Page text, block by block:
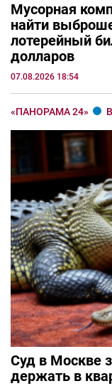
Мусорная
найти
лотерейный
долларов
07.08.2026 18:54
«ПАНОРАМА 24»
Суд в Москве
держать в